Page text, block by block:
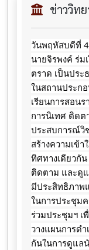
ข่าววิท
วันพฤหัสบดีที่
นายจิรพงค์ ร่ม
ตราด เป็นประ
ในสถานประก
เรียนการสอน
การนิเทศ ติดต
ประสบการณ์วิ
สร้างความเข้
ทิศทางเดียวกั
ติดตาม และดู
มีประสิทธิภาพ
ในการประชุม
ร่วมประชุมฯ เ
วางแผนการดำ
กันในการดูแล